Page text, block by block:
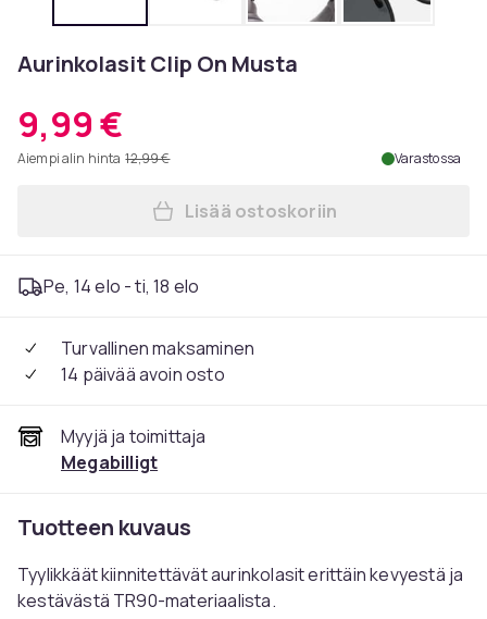
Aurinkolasit Clip On Musta
9,99 €
Aiempi alin hinta 12,99 € Varastossa
Lisää Aurinkolasit Clip On
Lisää ostoskoriin
Pe, 14 elo - ti, 18 elo
Turvallinen maksaminen
14 päivää avoin osto
Myyjä ja toimittaja
Megabilligt
Tuotteen kuvaus
Tyylikkäät kiinnitettävät aurinkolasit erittäin kevyestä ja
kestävästä TR90-materiaalista.